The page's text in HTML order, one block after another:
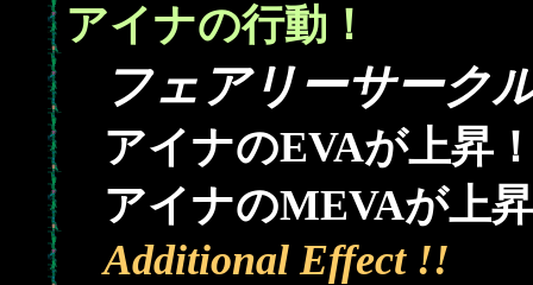
アイナの行動！
フェアリーサーク
アイナのEVAが上昇
アイナのMEVAが上
Additional Effect !!